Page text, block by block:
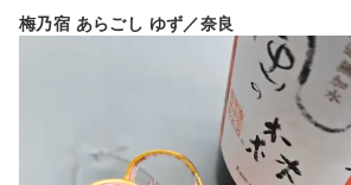
梅乃宿 あらごし ゆず／奈良